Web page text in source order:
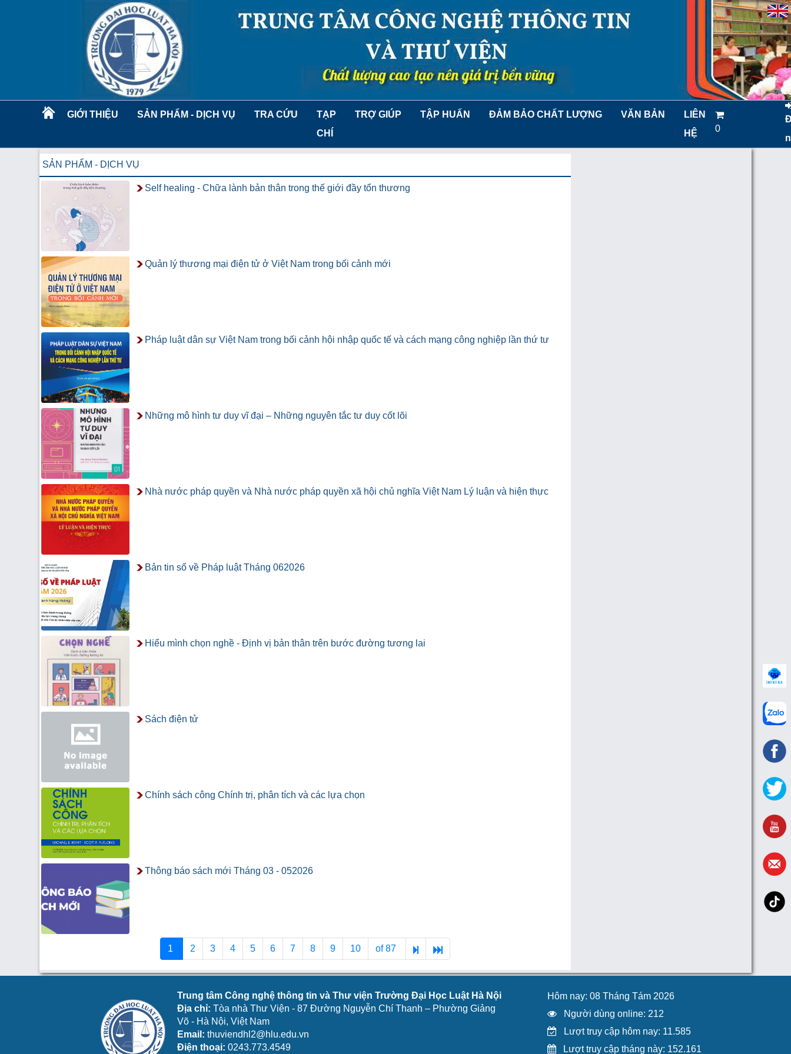
GIỚI THIỆU SẢN PHẨM - DỊCH VỤ TRA CỨU
TẠP
CHÍ
TRỢ GIÚP TẬP HUẤN ĐẢM BẢO CHẤT LƯỢNG VĂN BẢN
LIÊN
HỆ
0
SẢN PHẨM - DỊCH VỤ
Self healing - Chữa lành bản thân trong thế giới đầy tổn thương
Quản lý thương mại điện tử ở Việt Nam trong bối cảnh mới
Pháp luật dân sự Việt Nam trong bối cảnh hội nhập quốc tế và cách mạng công nghiệp lần thứ tư
Những mô hình tư duy vĩ đại – Những nguyên tắc tư duy cốt lõi
Nhà nước pháp quyền và Nhà nước pháp quyền xã hội chủ nghĩa Việt Nam Lý luận và hiện thực
Bản tin số về Pháp luật Tháng 062026
Hiểu mình chọn nghề - Định vị bản thân trên bước đường tương lai
Sách điện tử
Chính sách công Chính trị, phân tích và các lựa chọn
Thông báo sách mới Tháng 03 - 052026
1 2 3 4 5 6 7 8 9 10 of 87
Trung tâm Công nghệ thông tin và Thư viện Trường Đại Học Luật Hà Nội
Địa chỉ: Tòa nhà Thư Viện - 87 Đường Nguyễn Chí Thanh – Phường Giảng
Võ - Hà Nội, Việt Nam
Email: thuviendhl2@hlu.edu.vn
Điện thoại: 0243.773.4549
Hôm nay: 08 Tháng Tám 2026
Người dùng online: 212
Lượt truy cập hôm nay: 11.585
Lượt truy cập tháng này: 152.161